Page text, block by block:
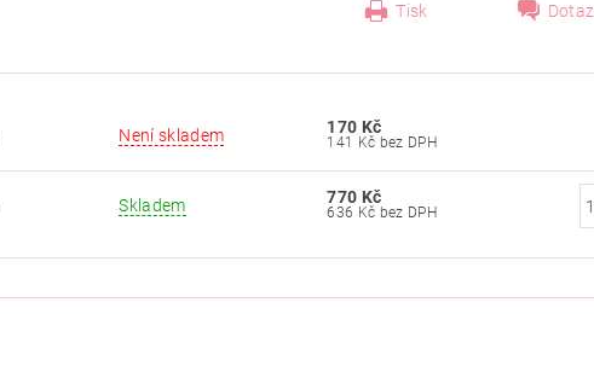
Tisk Dotaz
Není skladem 170 Kč
141 Kč bez DPH
Skladem 770 Kč
636 Kč bez DPH